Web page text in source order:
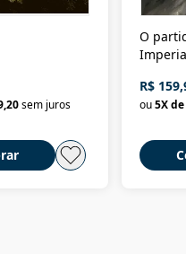
sem juros
O
Brasil
R$
ou5X de